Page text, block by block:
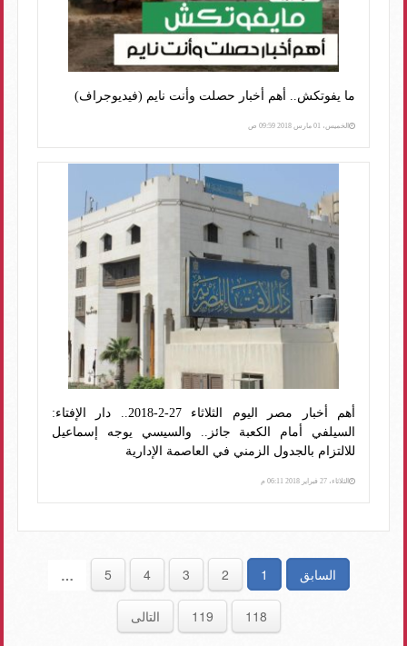
ما يفوتكش.. أهم أخبار حصلت وأنت نايم (فيديوجراف)
الخميس، 01 مارس 2018 09:59 ص
أهم أخبار مصر اليوم الثلاثاء 27-2-2018.. دار الإفتاء:
السيلفي أمام الكعبة جائز.. والسيسي يوجه إسماعيل
للالتزام بالجدول الزمني في العاصمة الإدارية
الثلاثاء، 27 فبراير 2018 06:11 م
السابق 1
2
3
4
5
…
118
119 التالى